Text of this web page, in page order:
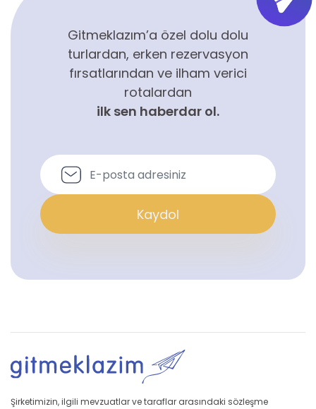
Gitmeklazım’a özel dolu dolu
turlardan, erken rezervasyon
fırsatlarından ve ilham verici
rotalardan
ilk sen haberdar ol.
Kaydol
Şirketimizin, ilgili mevzuatlar ve taraflar arasındaki sözleşme